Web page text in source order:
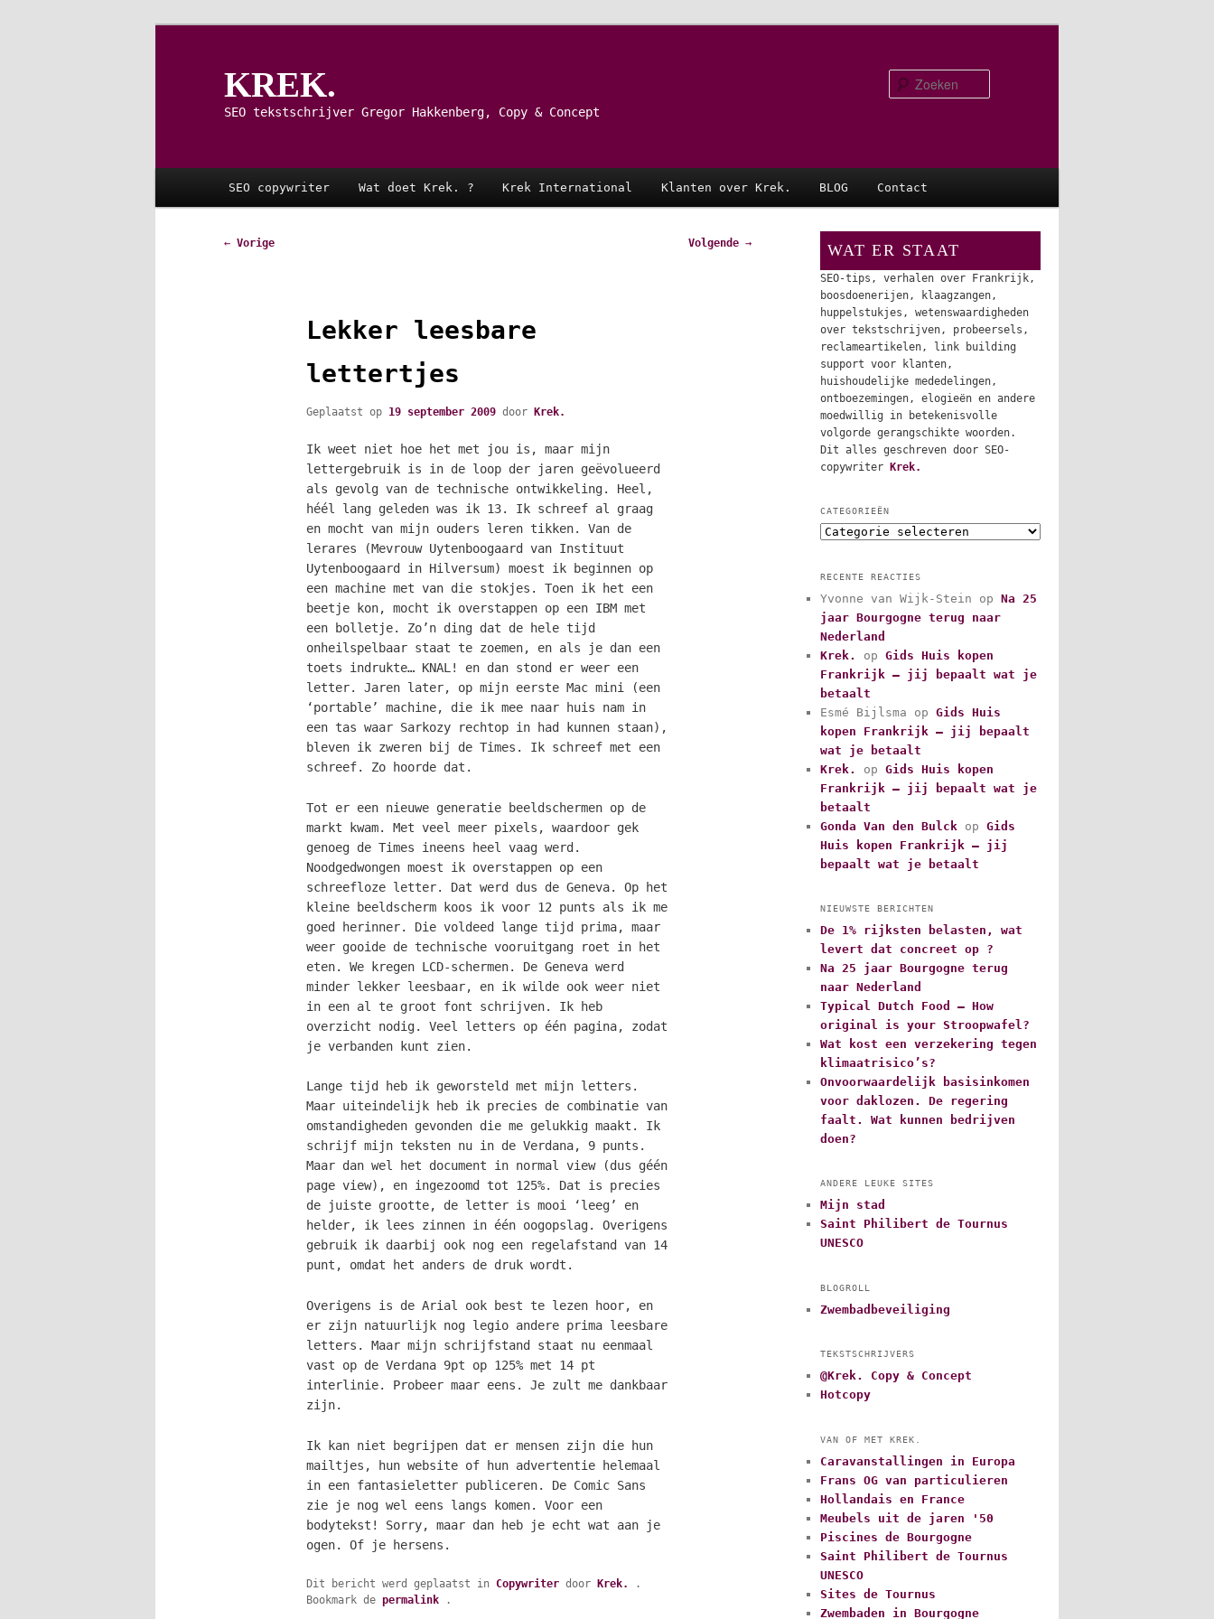
KREK.
SEO tekstschrijver Gregor Hakkenberg, Copy & Concept
SEO copywriter Wat doet Krek. ? Krek International Klanten over Krek. BLOG Contact
Bericht
← Vorige Volgende →
Lekker leesbare
lettertjes
Geplaatst op 19 september 2009 door Krek.
Ik weet niet hoe het met jou is, maar mijn
lettergebruik is in de loop der jaren geëvolueerd
als gevolg van de technische ontwikkeling. Heel,
héél lang geleden was ik 13. Ik schreef al graag
en mocht van mijn ouders leren tikken. Van de
lerares (Mevrouw Uytenboogaard van Instituut
Uytenboogaard in Hilversum) moest ik beginnen op
een machine met van die stokjes. Toen ik het een
beetje kon, mocht ik overstappen op een IBM met
een bolletje. Zo’n ding dat de hele tijd
onheilspelbaar staat te zoemen, en als je dan een
toets indrukte… KNAL! en dan stond er weer een
letter. Jaren later, op mijn eerste Mac mini (een
‘portable’ machine, die ik mee naar huis nam in
een tas waar Sarkozy rechtop in had kunnen staan),
bleven ik zweren bij de Times. Ik schreef met een
schreef. Zo
hoorde dat.
Tot er een nieuwe generatie beeldschermen op de
markt kwam. Met veel meer pixels, waardoor gek
genoeg de Times ineens heel vaag werd.
Noodgedwongen moest ik overstappen op een
schreefloze letter. Dat werd dus de Geneva. Op het
kleine beeldscherm koos ik voor 12 punts als ik me
goed herinner. Die voldeed lange tijd prima, maar
weer gooide de technische vooruitgang roet in het
eten. We kregen LCD-schermen. De Geneva werd
minder lekker leesbaar, en ik wilde ook weer niet
in een al te groot font schrijven. Ik heb
overzicht nodig. Veel letters op één pagina, zodat
je verbanden kunt zien.
Lange tijd heb ik geworsteld met mijn letters.
Maar uiteindelijk heb ik precies de combinatie van
omstandigheden gevonden die me gelukkig maakt. Ik
schrijf mijn teksten nu in de Verdana, 9 punts.
Maar dan wel het document in normal view (dus géén
page view), en ingezoomd tot 125%. Dat is precies
de juiste grootte, de letter is mooi ‘leeg’ en
helder, ik lees zinnen in één oogopslag. Overigens
gebruik ik daarbij ook nog een regelafstand van 14
punt, omdat het anders de druk wordt.
Overigens is de Arial ook best te lezen hoor, en
er zijn natuurlijk nog legio andere prima leesbare
letters. Maar mijn schrijfstand staat nu eenmaal
vast op de Verdana 9pt op 125% met 14 pt
interlinie. Probeer maar eens. Je zult me dankbaar
zijn.
Ik kan niet begrijpen dat er mensen zijn die hun
mailtjes, hun website of hun advertentie helemaal
in een fantasieletter publiceren. De Comic Sans
zie je nog wel eens langs komen. Voor een
bodytekst! Sorry, maar dan heb je echt wat aan je
ogen. Of je hersens.
Dit bericht werd geplaatst in Copywriterdoor Krek.
.
Bookmark de permalink .
WAT ER STAAT
SEO-tips, verhalen over Frankrijk,
boosdoenerijen, klaagzangen,
huppelstukjes, wetenswaardigheden
over tekstschrijven, probeersels,
reclameartikelen, link building
support voor klanten,
huishoudelijke mededelingen,
ontboezemingen, elogieën en andere
moedwillig in betekenisvolle
volgorde gerangschikte woorden.
Dit alles geschreven door SEO-
copywriter Krek.
CATEGORIEËN
C
e
g
o
r
i
e
ë
RECENTE REACTIES
Yvonne van Wijk-Stein op Na 25
jaar Bourgogne terug naar
Nederland
Krek.
op Gids Huis kopen
Frankrijk – jij bepaalt wat je
betaalt
Esmé Bijlsma op Gids Huis
kopen Frankrijk – jij bepaalt
wat je betaalt
Krek.
op Gids Huis kopen
Frankrijk – jij bepaalt wat je
betaalt
Gonda Van den Bulck op Gids
Huis kopen Frankrijk – jij
bepaalt wat je betaalt
NIEUWSTE BERICHTEN
De 1% rijksten belasten, wat
levert dat concreet op ?
Na 25 jaar Bourgogne terug
naar Nederland
Typical Dutch Food – How
original is your Stroopwafel?
Wat kost een verzekering tegen
klimaatrisico’s?
Onvoorwaardelijk basisinkomen
voor daklozen. De regering
faalt. Wat kunnen bedrijven
doen?
ANDERE LEUKE SITES
Mijn stad
Saint Philibert de Tournus
UNESCO
BLOGROLL
Zwembadbeveiliging
TEKSTSCHRIJVERS
@Krek. Copy & Concept
Hotcopy
VAN OF MET KREK.
Caravanstallingen in Europa
Frans OG van particulieren
Hollandais en France
Meubels uit de jaren '50
Piscines de Bourgogne
Saint Philibert de Tournus
UNESCO
Sites de Tournus
Zwembaden in Bourgogne